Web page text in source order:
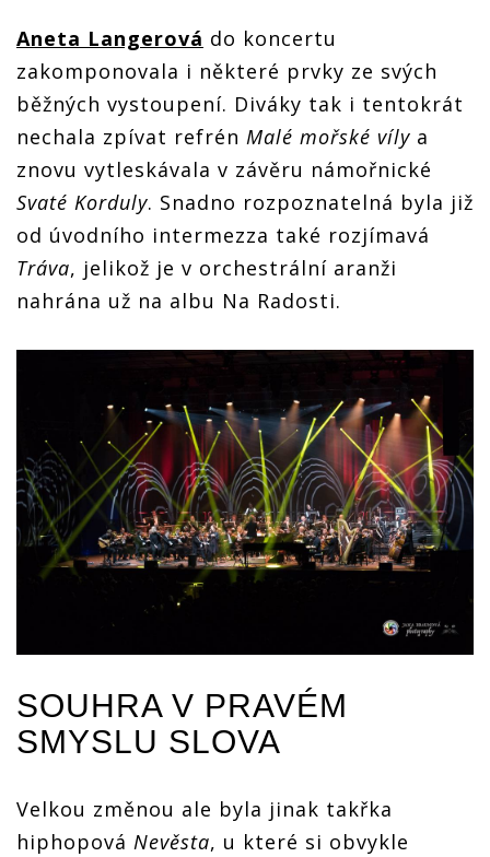
Aneta Langerová do koncertu
zakomponovala i některé prvky ze svých
běžných vystoupení. Diváky tak i tentokrát
nechala zpívat refrén Malé mořské víly a
znovu vytleskávala v závěru námořnické
Svaté Korduly. Snadno rozpoznatelná byla již
od úvodního intermezza také rozjímavá
Tráva, jelikož je v orchestrální aranži
nahrána už na albu Na Radosti.
SOUHRA V PRAVÉM
SMYSLU SLOVA
Velkou změnou ale byla jinak takřka
hiphopová Nevěsta, u které si obvykle